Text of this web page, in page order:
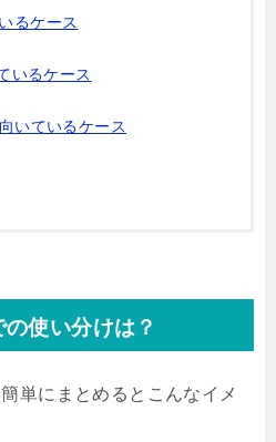
るケース
いるケース
いているケース
使い分けは？
単にまとめるとこんなイメ